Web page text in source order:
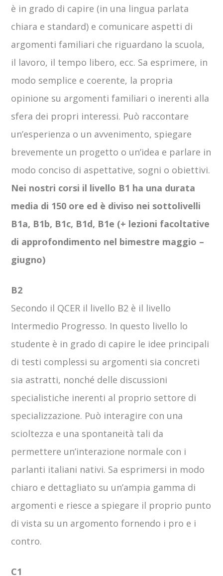
è in grado di capire (in una lingua parlata
chiara e standard) e comunicare aspetti di
argomenti familiari che riguardano la scuola,
il lavoro, il tempo libero, ecc. Sa esprimere, in
modo semplice e coerente, la propria
opinione su argomenti familiari o inerenti alla
sfera dei propri interessi. Può raccontare
un’esperienza o un avvenimento, spiegare
brevemente un progetto o un’idea e parlare in
modo conciso di aspettative, sogni o obiettivi.
Nei nostri corsi il livello B1 ha una durata
media di 150 ore ed è diviso nei sottolivelli
B1a, B1b, B1c, B1d, B1e (+ lezioni facoltative
di approfondimento nel bimestre maggio –
giugno)
B2
Secondo il QCER il livello B2 è il livello
Intermedio Progresso. In questo livello lo
studente è in grado di capire le idee principali
di testi complessi su argomenti sia concreti
sia astratti, nonché delle discussioni
specialistiche inerenti al proprio settore di
specializzazione. Può interagire con una
scioltezza e una spontaneità tali da
permettere un’interazione normale con i
parlanti italiani nativi. Sa esprimersi in modo
chiaro e dettagliato su un’ampia gamma di
argomenti e riesce a spiegare il proprio punto
di vista su un argomento fornendo i pro e i
contro.
C1